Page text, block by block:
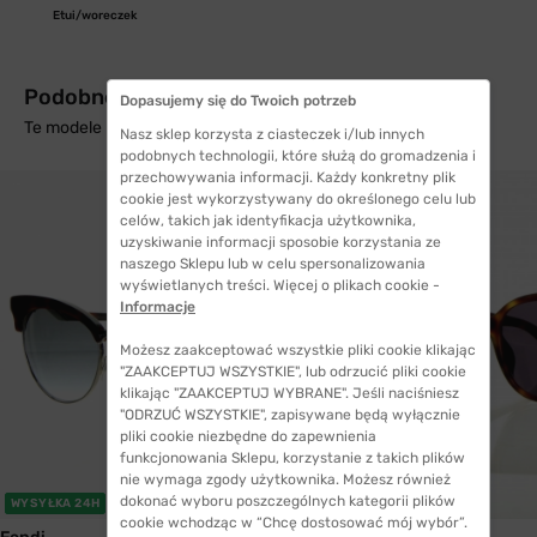
Etui/woreczek
Podobne produkty z wysyłką w 24h
Te modele mogą Cię zainteresować
WYSYŁKA 24H WYSYŁKA 24H
Dopasujemy się do Twoich potrzeb
Nasz sklep korzysta z ciasteczek i/lub innych
podobnych technologii, które służą do gromadzenia i
przechowywania informacji. Każdy konkretny plik
cookie jest wykorzystywany do określonego celu lub
celów, takich jak identyfikacja użytkownika,
uzyskiwanie informacji sposobie korzystania ze
naszego Sklepu lub w celu spersonalizowania
wyświetlanych treści. Więcej o plikach cookie -
Informacje
Możesz zaakceptować wszystkie pliki cookie klikając
"ZAAKCEPTUJ WSZYSTKIE", lub odrzucić pliki cookie
klikając "ZAAKCEPTUJ WYBRANE". Jeśli naciśniesz
"ODRZUĆ WSZYSTKIE", zapisywane będą wyłącznie
pliki cookie niezbędne do zapewnienia
funkcjonowania Sklepu, korzystanie z takich plików
nie wymaga zgody użytkownika. Możesz również
dokonać wyboru poszczególnych kategorii plików
cookie wchodząc w “Chcę dostosować mój wybór”.